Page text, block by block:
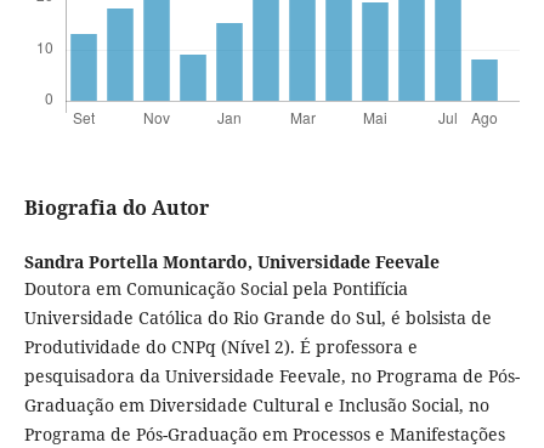
Biografia do Autor
Sandra Portella Montardo, Universidade Feevale
Doutora em Comunicação Social pela Pontifícia
Universidade Católica do Rio Grande do Sul, é bolsista de
Produtividade do CNPq (Nível 2). É professora e
pesquisadora da Universidade Feevale, no Programa de Pós-
Graduação em Diversidade Cultural e Inclusão Social, no
Programa de Pós-Graduação em Processos e Manifestações